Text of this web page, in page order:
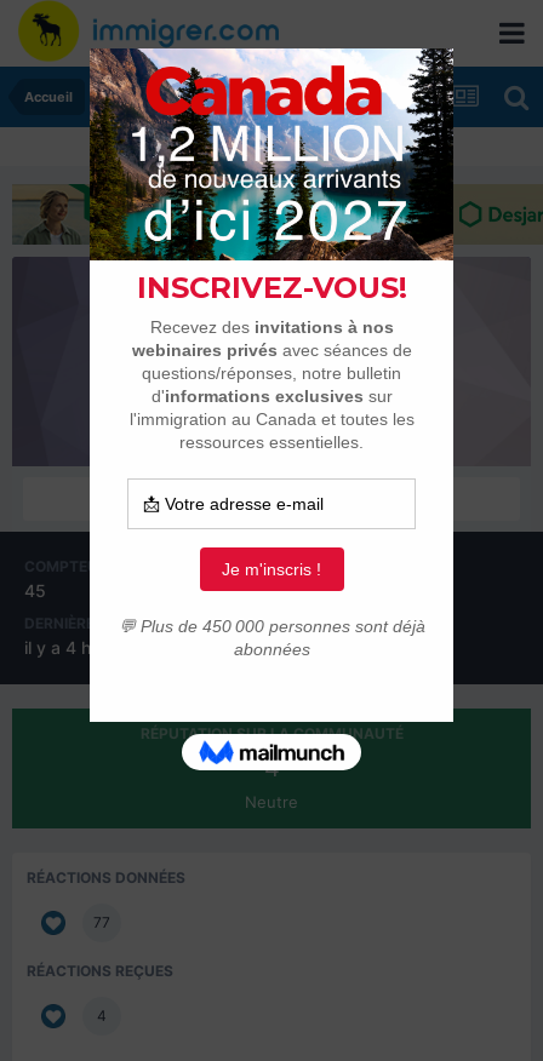
Accueil
Tobias1990
Membres
COMPTEUR DE CONTENUS
45
INSCRIPTION
1 avril 2025
DERNIÈRE VISITE
il y a 4 heures
RÉPUTATION SUR LA COMMUNAUTÉ
4
Neutre
RÉACTIONS DONNÉES
77
RÉACTIONS REÇUES
4